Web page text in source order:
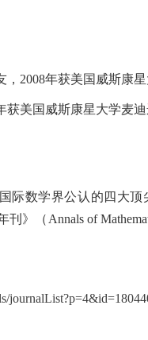
， 2008年获美国威斯康
获美国威斯康星大学麦迪
际数学界公认的四大
刊》（ Annals of